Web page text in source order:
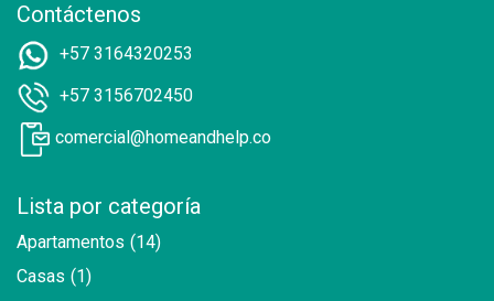
Contáctenos
+57 3164320253
+57 3156702450
comercial@homeandhelp.co
Lista por categoría
Apartamentos (14)
Casas (1)